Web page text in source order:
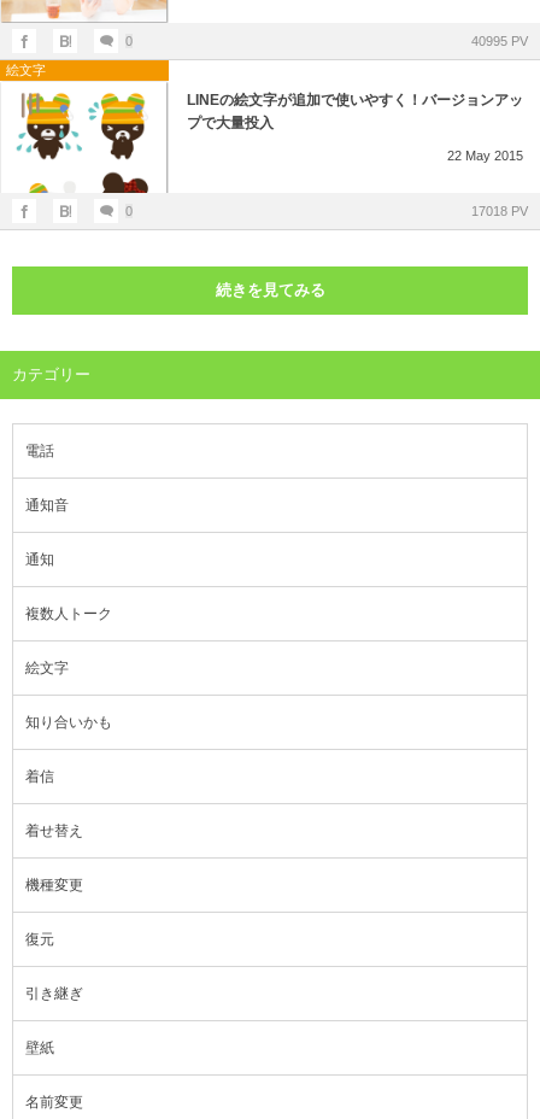
0
40995 PV
絵文字
LINEの絵文字が追加で使いやすく！バージョンアッ
プで大量投入
22 May 2015
0 17018 PV
続きを見てみる
カテゴリー
電話
通知音
通知
複数人トーク
絵文字
知り合いかも
着信
着せ替え
機種変更
復元
引き継ぎ
壁紙
名前変更